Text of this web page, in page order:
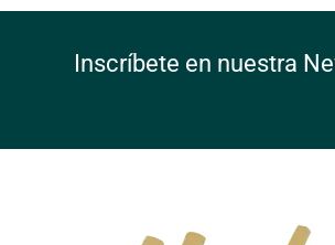
Inscríbete en nuestra